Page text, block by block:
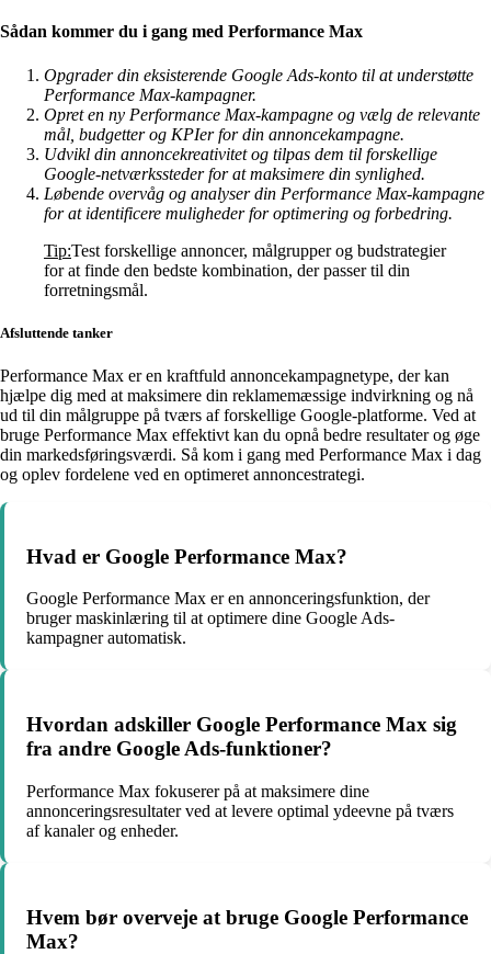
Sådan kommer du i gang med Performance Max
Opgrader din eksisterende Google Ads-konto til at understøtte
Performance Max-kampagner.
Opret en ny Performance Max-kampagne og vælg de relevante
mål, budgetter og KPIer for din annoncekampagne.
Udvikl din annoncekreativitet og tilpas dem til forskellige
Google-netværkssteder for at maksimere din synlighed.
Løbende overvåg og analyser din Performance Max-kampagne
for at identificere muligheder for optimering og forbedring.
Tip:Test forskellige annoncer, målgrupper og budstrategier
for at finde den bedste kombination, der passer til din
forretningsmål.
Afsluttende tanker
Performance Max er en kraftfuld annoncekampagnetype, der kan
hjælpe dig med at maksimere din reklamemæssige indvirkning og nå
ud til din målgruppe på tværs af forskellige Google-platforme. Ved at
bruge Performance Max effektivt kan du opnå bedre resultater og øge
din markedsføringsværdi. Så kom i gang med Performance Max i dag
og oplev fordelene ved en optimeret annoncestrategi.
Hvad er Google Performance Max?
Google Performance Max er en annonceringsfunktion, der
bruger maskinlæring til at optimere dine Google Ads-
kampagner automatisk.
Hvordan adskiller Google Performance Max sig
fra andre Google Ads-funktioner?
Performance Max fokuserer på at maksimere dine
annonceringsresultater ved at levere optimal ydeevne på tværs
af kanaler og enheder.
Hvem bør overveje at bruge Google Performance
Max?